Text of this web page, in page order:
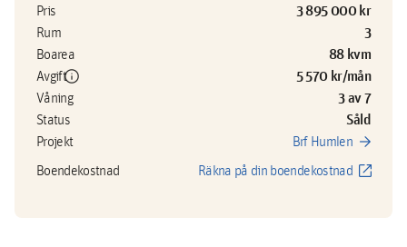
Pris 3 895 000 kr
Rum 3
Boarea 88 kvm
Avgiftinfo 5 570 kr/mån
Våning 3 av 7
Status Såld
Projekt Brf Humlen arrow_forward
Boendekostnad Räkna på din boendekostnad open_in_new